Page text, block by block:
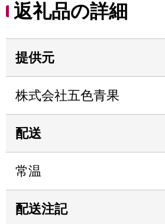
返礼品の詳細
提供元
株式会社五色青果
配送
常温
配送注記